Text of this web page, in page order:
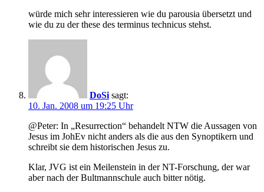
würde mich sehr interessieren wie du parousia übersetzt und
wie du zu der these des terminus technicus stehst.
DoSi sagt:
10. Jan. 2008 um 19:25 Uhr
@Peter: In „Resurrection“ behandelt NTW die Aussagen von
Jesus im JohEv nicht anders als die aus den Synoptikern und
schreibt sie dem historischen Jesus zu.
Klar, JVG ist ein Meilenstein in der NT-Forschung, der war
aber nach der Bultmannschule auch bitter nötig.